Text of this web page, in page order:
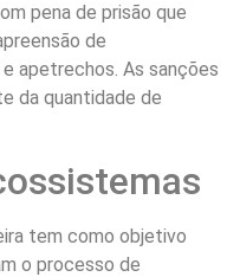
pena de prisão que
de
apetrechos. As sanções
da quantidade de
tem como objetivo
o processo de